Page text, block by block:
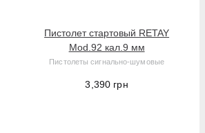
Пистолет стартовый RETAY
Mod.92 кал.9 мм
Пистолеты сигнально-шумовые
3,390 грн